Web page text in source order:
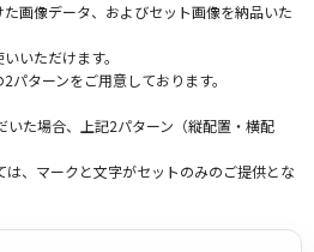
画像データ、およびセット画像を納品いた
いただけます。
ターンをご用意しております。
た場合、上記2パターン（縦配置・横配
、マークと文字がセットのみのご提供とな